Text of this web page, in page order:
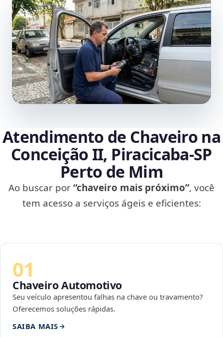
Atendimento de Chaveiro na
Conceição II, Piracicaba‑SP
Perto de Mim
Ao buscar por“chaveiro mais próximo”, você
tem acesso a serviços ágeis e eficientes:
01
Chaveiro Automotivo
Seu veículo apresentou falhas na chave ou travamento?
Oferecemos soluções rápidas.
SAIBA MAIS